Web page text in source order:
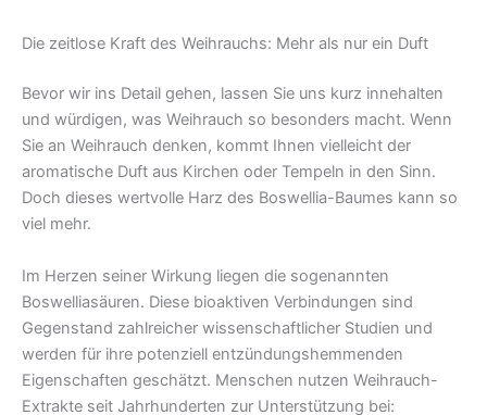
Die zeitlose Kraft des Weihrauchs: Mehr als nur ein Duft
Bevor wir ins Detail gehen, lassen Sie uns kurz innehalten
und würdigen, was Weihrauch so besonders macht. Wenn
Sie an Weihrauch denken, kommt Ihnen vielleicht der
aromatische Duft aus Kirchen oder Tempeln in den Sinn.
Doch dieses wertvolle Harz des Boswellia-Baumes kann so
viel mehr.
Im Herzen seiner Wirkung liegen die sogenannten
Boswelliasäuren. Diese bioaktiven Verbindungen sind
Gegenstand zahlreicher wissenschaftlicher Studien und
werden für ihre potenziell entzündungshemmenden
Eigenschaften geschätzt. Menschen nutzen Weihrauch-
Extrakte seit Jahrhunderten zur Unterstützung bei: